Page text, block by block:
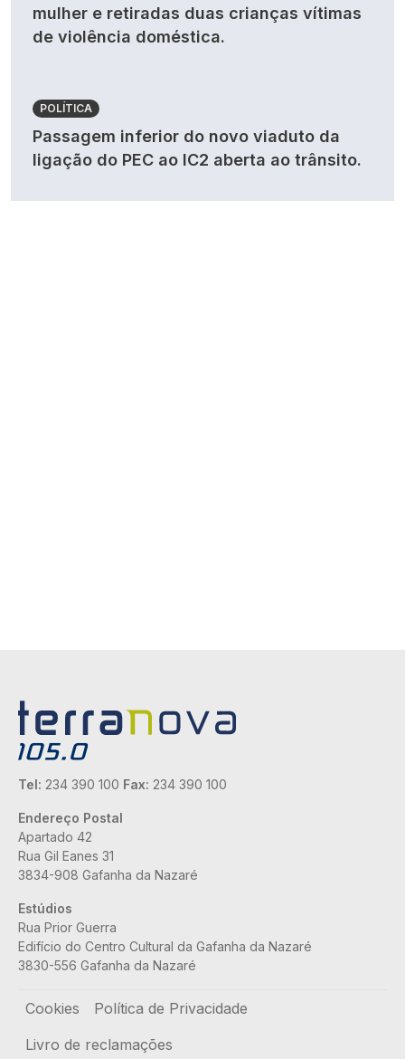
mulher e retiradas duas crianças vítimas
de violência doméstica.
POLÍTICA
Passagem inferior do novo viaduto da
ligação do PEC ao IC2 aberta ao trânsito.
Tel: 234 390 100 Fax: 234 390 100
Endereço Postal
Apartado 42
Rua Gil Eanes 31
3834-908 Gafanha da Nazaré
Estúdios
Rua Prior Guerra
Edifício do Centro Cultural da Gafanha da Nazaré
3830-556 Gafanha da Nazaré
Rodapé
Cookies
Política de Privacidade
Livro de reclamações